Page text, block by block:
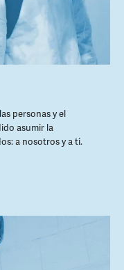
personas y el
asumir la
a nosotros y a ti.